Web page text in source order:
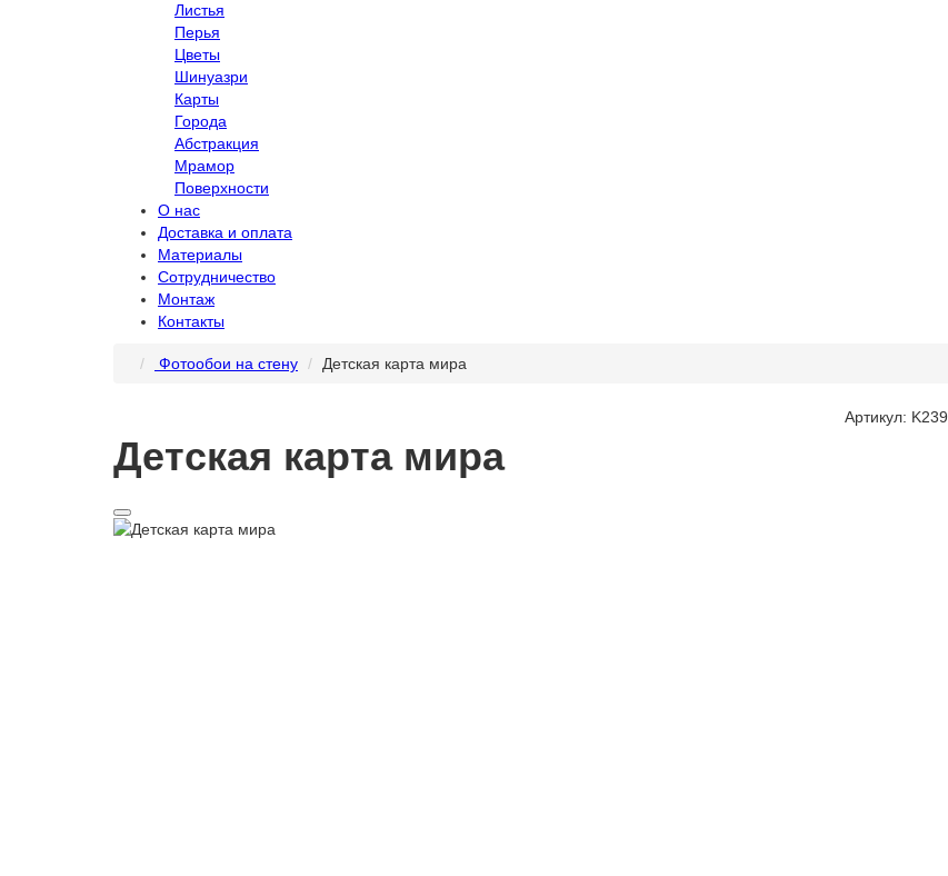
Листья
Перья
Цветы
Шинуазри
Карты
Города
Абстракция
Мрамор
Поверхности
О нас
Доставка и оплата
Материалы
Сотрудничество
Монтаж
Контакты
Фотообои на стену Детская карта мира
Детская карта мира
Артикул: K239